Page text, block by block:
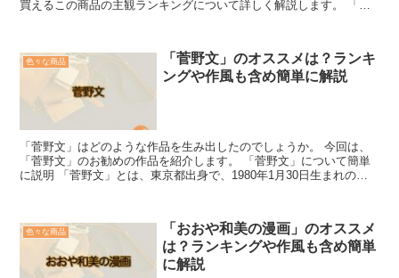
買えるこの商品の主観ランキングについて詳しく解説します。 「鍵
色々な商品
「菅野文」のオススメは？ランキ
ングや作風も含め簡単に解説
「菅野文」はどのような作品を生み出したのでしょうか。 今回は、
「菅野文」のお勧めの作品を紹介します。 「菅野文」について簡単
に説明 「菅野文」とは、東京都出身で、1980年1月30日生まれの漫
色々な商品
「おおや和美の漫画」のオススメ
は？ランキングや作風も含め簡単
に解説